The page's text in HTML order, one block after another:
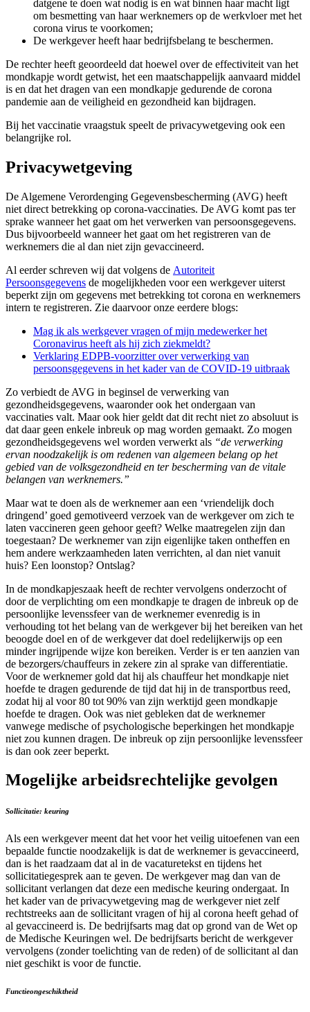
datgene te doen wat nodig is en wat binnen haar macht ligt
om besmetting van haar werknemers op de werkvloer met het
corona virus te voorkomen;
De werkgever heeft haar bedrijfsbelang te beschermen.
De rechter heeft geoordeeld dat hoewel over de effectiviteit van het
mondkapje wordt getwist, het een maatschappelijk aanvaard middel
is en dat het dragen van een mondkapje gedurende de corona
pandemie aan de veiligheid en gezondheid kan bijdragen.
Bij het vaccinatie vraagstuk speelt de privacywetgeving ook een
belangrijke rol.
Privacywetgeving
De Algemene Verordenging Gegevensbescherming (AVG) heeft
niet direct betrekking op corona-vaccinaties. De AVG komt pas ter
sprake wanneer het gaat om het verwerken van persoonsgegevens.
Dus bijvoorbeeld wanneer het gaat om het registreren van de
werknemers die al dan niet zijn gevaccineerd.
Al eerder schreven wij dat volgens de Autoriteit
Persoonsgegevens de mogelijkheden voor een werkgever uiterst
beperkt zijn om gegevens met betrekking tot corona en werknemers
intern te registreren. Zie daarvoor onze eerdere blogs:
Mag ik als werkgever vragen of mijn medewerker het
Coronavirus heeft als hij zich ziekmeldt?
Verklaring EDPB-voorzitter over verwerking van
persoonsgegevens in het kader van de COVID-19 uitbraak
Zo verbiedt de AVG in beginsel de verwerking van
gezondheidsgegevens, waaronder ook het ondergaan van
vaccinaties valt. Maar ook hier geldt dat dit recht niet zo absoluut is
dat daar geen enkele inbreuk op mag worden gemaakt. Zo mogen
gezondheidsgegevens wel worden verwerkt als “de verwerking
ervan noodzakelijk is om redenen van algemeen belang op het
gebied van de volksgezondheid en ter bescherming van de vitale
belangen van werknemers.”
Maar wat te doen als de werknemer aan een ‘vriendelijk doch
dringend’ goed gemotiveerd verzoek van de werkgever om zich te
laten vaccineren geen gehoor geeft? Welke maatregelen zijn dan
toegestaan? De werknemer van zijn eigenlijke taken ontheffen en
hem andere werkzaamheden laten verrichten, al dan niet vanuit
huis? Een loonstop? Ontslag?
In de mondkapjeszaak heeft de rechter vervolgens onderzocht of
door de verplichting om een mondkapje te dragen de inbreuk op de
persoonlijke levenssfeer van de werknemer evenredig is in
verhouding tot het belang van de werkgever bij het bereiken van het
beoogde doel en of de werkgever dat doel redelijkerwijs op een
minder ingrijpende wijze kon bereiken. Verder is er ten aanzien van
de bezorgers/chauffeurs in zekere zin al sprake van differentiatie.
Voor de werknemer gold dat hij als chauffeur het mondkapje niet
hoefde te dragen gedurende de tijd dat hij in de transportbus reed,
zodat hij al voor 80 tot 90% van zijn werktijd geen mondkapje
hoefde te dragen. Ook was niet gebleken dat de werknemer
vanwege medische of psychologische beperkingen het mondkapje
niet zou kunnen dragen. De inbreuk op zijn persoonlijke levenssfeer
is dan ook zeer beperkt.
Mogelijke arbeidsrechtelijke gevolgen
Sollicitatie: keuring
Als een werkgever meent dat het voor het veilig uitoefenen van een
bepaalde functie noodzakelijk is dat de werknemer is gevaccineerd,
dan is het raadzaam dat al in de vacaturetekst en tijdens het
sollicitatiegesprek aan te geven. De werkgever mag dan van de
sollicitant verlangen dat deze een medische keuring ondergaat. In
het kader van de privacywetgeving mag de werkgever niet zelf
rechtstreeks aan de sollicitant vragen of hij al corona heeft gehad of
al gevaccineerd is. De bedrijfsarts mag dat op grond van de Wet op
de Medische Keuringen wel. De bedrijfsarts bericht de werkgever
vervolgens (zonder toelichting van de reden) of de sollicitant al dan
niet geschikt is voor de functie.
Functieongeschiktheid